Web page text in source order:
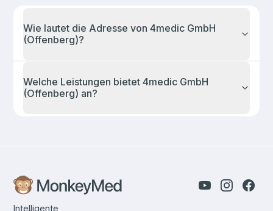
Wie lautet die Adresse von4medic GmbH
(Offenberg)?
Welche Leistungen bietet4medic GmbH
(Offenberg) an?
Intelligente